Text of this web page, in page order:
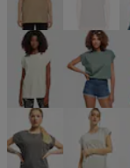
braun braun
grün grün